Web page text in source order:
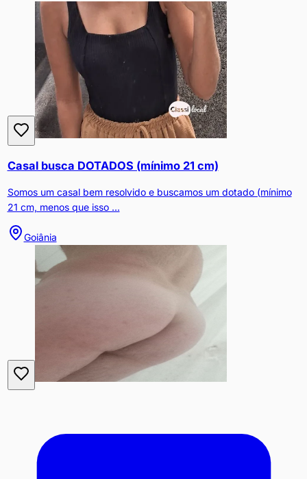
Casal busca DOTADOS (mínimo 21 cm)
Somos um casal bem resolvido e buscamos um dotado (mínimo
21 cm, menos que isso ...
Goiânia